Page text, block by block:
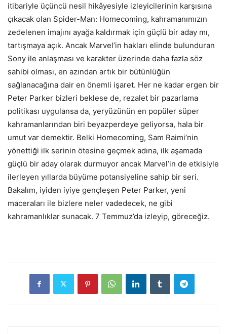
itibariyle üçüncü nesil hikâyesiyle izleyicilerinin karşısına
çıkacak olan Spider-Man: Homecoming, kahramanımızın
zedelenen imajını ayağa kaldırmak için güçlü bir aday mı,
tartışmaya açık. Ancak Marvel’in hakları elinde bulunduran
Sony ile anlaşması ve karakter üzerinde daha fazla söz
sahibi olması, en azından artık bir bütünlüğün
sağlanacağına dair en önemli işaret. Her ne kadar ergen bir
Peter Parker bizleri beklese de, rezalet bir pazarlama
politikası uygulansa da, yeryüzünün en popüler süper
kahramanlarından biri beyazperdeye geliyorsa, hala bir
umut var demektir. Belki Homecoming, Sam Raimi’nin
yönettiği ilk serinin ötesine geçmek adına, ilk aşamada
güçlü bir aday olarak durmuyor ancak Marvel’in de etkisiyle
ilerleyen yıllarda büyüme potansiyeline sahip bir seri.
Bakalım, iyiden iyiye gençleşen Peter Parker, yeni
maceraları ile bizlere neler vadedecek, ne gibi
kahramanlıklar sunacak. 7 Temmuz’da izleyip, göreceğiz.